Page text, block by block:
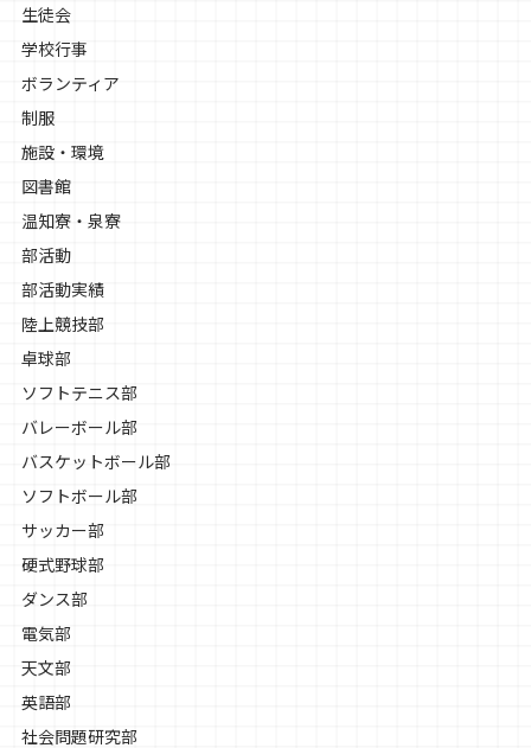
生徒会
学校行事
ボランティア
制服
施設・環境
図書館
温知寮・泉寮
部活動
部活動実績
陸上競技部
卓球部
ソフトテニス部
バレーボール部
バスケットボール部
ソフトボール部
サッカー部
硬式野球部
ダンス部
電気部
天文部
英語部
社会問題研究部